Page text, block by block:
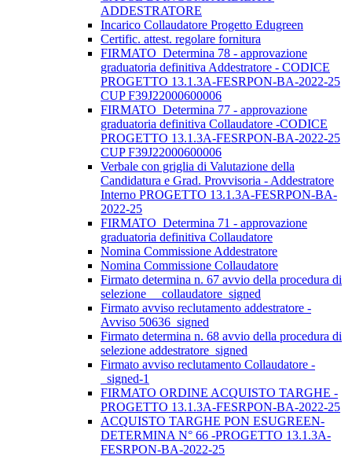
ADDESTRATORE
Incarico Collaudatore Progetto Edugreen
Certific. attest. regolare fornitura
FIRMATO_Determina 78 - approvazione
graduatoria definitiva Addestratore - CODICE
PROGETTO 13.1.3A-FESRPON-BA-2022-25
CUP F39J22000600006
FIRMATO_Determina 77 - approvazione
graduatoria definitiva Collaudatore -CODICE
PROGETTO 13.1.3A-FESRPON-BA-2022-25
CUP F39J22000600006
Verbale con griglia di Valutazione della
Candidatura e Grad. Provvisoria - Addestratore
Interno PROGETTO 13.1.3A-FESRPON-BA-
2022-25
FIRMATO_Determina 71 - approvazione
graduatoria definitiva Collaudatore
Nomina Commissione Addestratore
Nomina Commissione Collaudatore
Firmato determina n. 67 avvio della procedura di
selezione__ collaudatore_signed
Firmato avviso reclutamento addestratore -
Avviso 50636_signed
Firmato determina n. 68 avvio della procedura di
selezione addestratore_signed
Firmato avviso reclutamento Collaudatore -
_signed-1
FIRMATO ORDINE ACQUISTO TARGHE -
PROGETTO 13.1.3A-FESRPON-BA-2022-25
ACQUISTO TARGHE PON ESUGREEN-
DETERMINA N° 66 -PROGETTO 13.1.3A-
FESRPON-BA-2022-25